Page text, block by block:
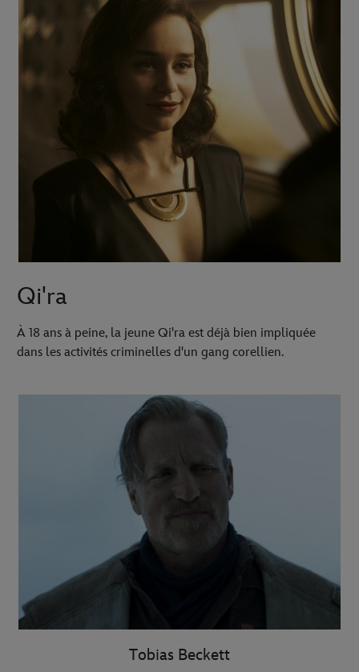
Qi'ra
À 18 ans à peine, la jeune Qi'ra est déjà bien impliquée
dans les activités criminelles d'un gang corellien.
Tobias Beckett